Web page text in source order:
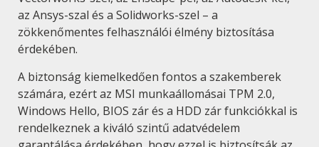
az Ansys-szal és a Solidworks-szel – a
zökkenőmentes felhasználói élmény biztosítása
érdekében.
A biztonság kiemelkedően fontos a szakemberek
számára, ezért az MSI munkaállomásai TPM 2.0,
Windows Hello, BIOS zár és a HDD zár funkciókkal is
rendelkeznek a kiváló szintű adatvédelem